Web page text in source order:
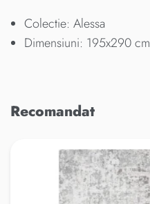
Colectie: Alessa
Dimensiuni: 195x290 cm
Recomandat